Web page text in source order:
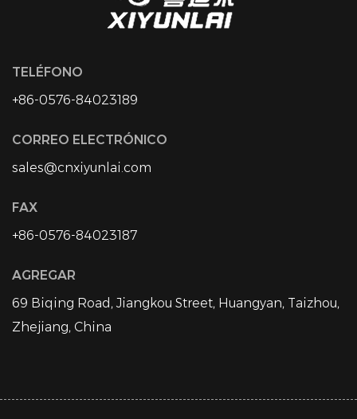
TELÉFONO
+86-0576-84023189
CORREO ELECTRÓNICO
sales@cnxiyunlai.com
FAX
+86-0576-84023187
AGREGAR
69 Biqing Road, Jiangkou Street, Huangyan, Taizhou,
Zhejiang, China